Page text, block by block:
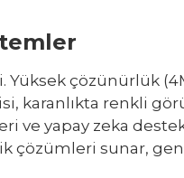
çözünürlük
karanlıkta renkli
ve yapay zeka
çözümleri sunar,